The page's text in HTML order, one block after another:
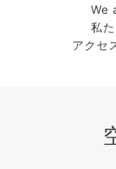
We
私
アクセ